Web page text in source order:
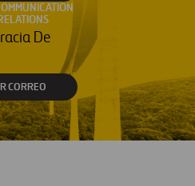
De
CORREO